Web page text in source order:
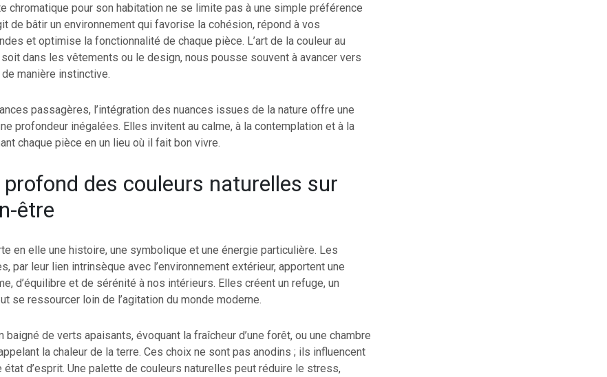
chromatique pour son habitation ne se limite pas à une simple préférence
de bâtir un environnement qui favorise la cohésion, répond à vos
et optimise la fonctionnalité de chaque pièce. L’art de la couleur au
dans les vêtements ou le design, nous pousse souvent à avancer vers
manière instinctive.
passagères, l’intégration des nuances issues de la nature offre une
profondeur inégalées. Elles invitent au calme, à la contemplation et à la
chaque pièce en un lieu où il fait bon vivre.
profond des couleurs naturelles sur
être
en elle une histoire, une symbolique et une énergie particulière. Les
par leur lien intrinsèque avec l’environnement extérieur, apportent une
d’équilibre et de sérénité à nos intérieurs. Elles créent un refuge, un
se ressourcer loin de l’agitation du monde moderne.
baigné de verts apaisants, évoquant la fraîcheur d’une forêt, ou une chambre
la chaleur de la terre. Ces choix ne sont pas anodins ; ils influencent
d’esprit. Une palette de couleurs naturelles peut réduire le stress,